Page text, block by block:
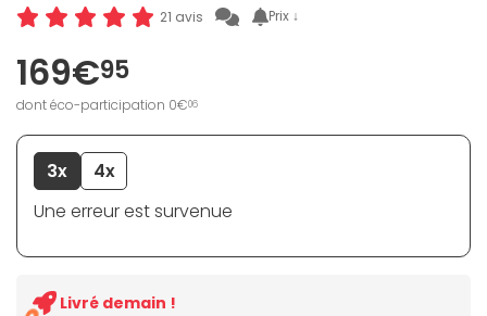
21 avis Prix ↓
169€95
dont éco-participation 0€06
3x
4x
Une erreur est survenue
Livré demain !